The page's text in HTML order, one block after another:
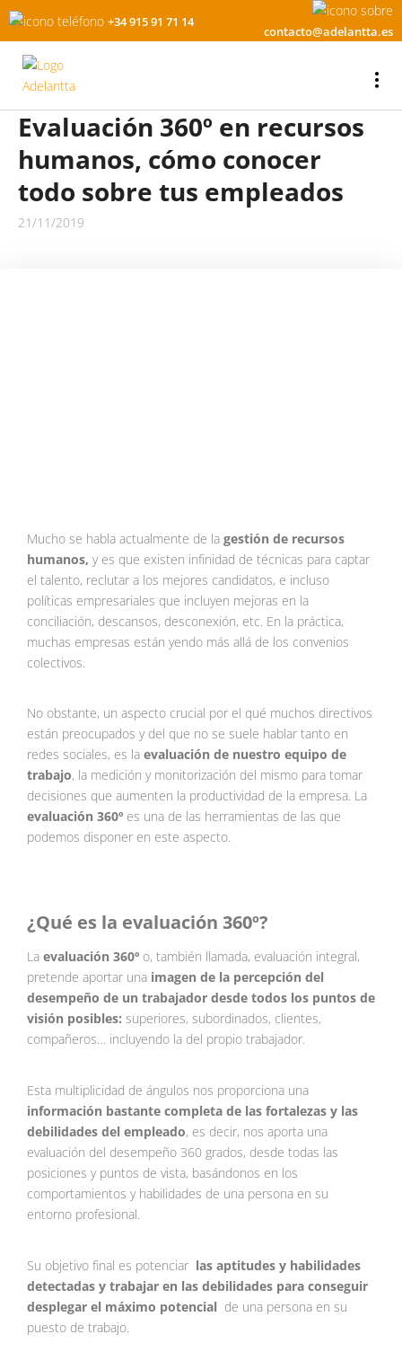
+34 915 91 71 14
contacto@adelantta.es
Evaluación 360º en recursos
humanos, cómo conocer
todo sobre tus empleados
21/11/2019
Mucho se habla actualmente de la gestión de recursos
humanos, y es que existen infinidad de técnicas para captar
el talento, reclutar a los mejores candidatos, e incluso
políticas empresariales que incluyen mejoras en la
conciliación, descansos, desconexión, etc. En la práctica,
muchas empresas están yendo más allá de los convenios
colectivos.
No obstante, un aspecto crucial por el qué muchos directivos
están preocupados y del que no se suele hablar tanto en
redes sociales, es la evaluación de nuestro equipo de
trabajo, la medición y monitorización del mismo para tomar
decisiones que aumenten la productividad de la empresa. La
evaluación 360º es una de las herramientas de las que
podemos disponer en este aspecto.
¿Qué es la evaluación 360º?
La evaluación 360º o, también llamada, evaluación integral,
pretende aportar una imagen de la percepción del
desempeño de un trabajador desde todos los puntos de
visión posibles: superiores, subordinados, clientes,
compañeros… incluyendo la del propio trabajador.
Esta multiplicidad de ángulos nos proporciona una
información bastante completa de las fortalezas y las
debilidades del empleado, es decir, nos aporta una
evaluación del desempeño 360 grados, desde todas las
posiciones y puntos de vista, basándonos en los
comportamientos y habilidades de una persona en su
entorno profesional.
Su objetivo final es potenciar las aptitudes y habilidades
detectadas y trabajar en las debilidades para conseguir
desplegar el máximo potencial de una persona en su
puesto de trabajo.